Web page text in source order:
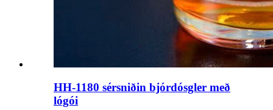
HH-1180 sérsniðin bjórdósgler með
lógói